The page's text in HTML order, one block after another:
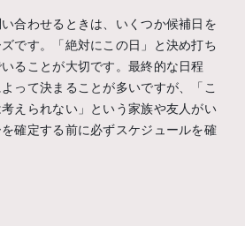
合わせるときは、いくつか候補日を
です。「絶対にこの日」と決め打ち
ることが大切です。最終的な日程
って決まることが多いですが、「こ
えられない」という家族や友人がい
確定する前に必ずスケジュールを確